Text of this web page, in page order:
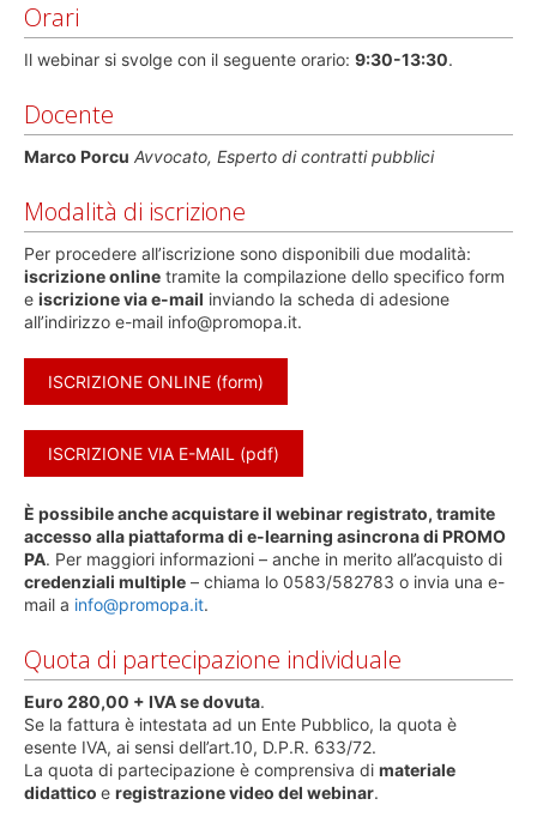
Orari
Il webinar si svolge con il seguente orario: 9:30-13:30.
Docente
Marco Porcu Avvocato, Esperto di contratti pubblici
Modalità di iscrizione
Per procedere all’iscrizione sono disponibili due modalità:
iscrizione online tramite la compilazione dello specifico form
e iscrizione via e-mail inviando la scheda di adesione
all’indirizzo e-mail info@promopa.it.
ISCRIZIONE ONLINE (form)
ISCRIZIONE VIA E-MAIL (pdf)
È possibile anche acquistare il webinar registrato, tramite
accesso alla piattaforma di e-learning asincrona di PROMO
PA. Per maggiori informazioni – anche in merito all’acquisto di
credenziali multiple – chiama lo 0583/582783 o invia una e-
mail a info@promopa.it.
Quota di partecipazione individuale
Euro 280,00 + IVA se dovuta.
Se la fattura è intestata ad un Ente Pubblico, la quota è
esente IVA, ai sensi dell’art.10, D.P.R. 633/72.
La quota di partecipazione è comprensiva di materiale
didattico e registrazione video del webinar.